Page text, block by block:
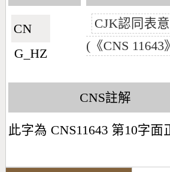
CN🇨🇳
G_HZ
CJK認同表
(《CNS
CNS註解
此字為 CNS11643 第10字面